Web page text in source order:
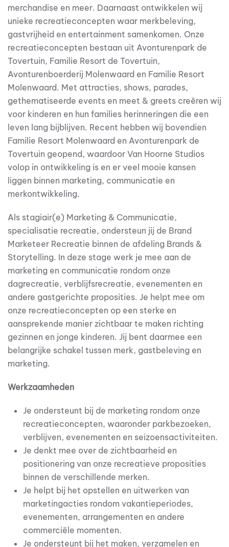
merchandise en meer. Daarnaast ontwikkelen wij
unieke recreatieconcepten waar merkbeleving,
gastvrijheid en entertainment samenkomen. Onze
recreatieconcepten bestaan uit Avonturenpark de
Tovertuin, Familie Resort de Tovertuin,
Avonturenboerderij Molenwaard en Familie Resort
Molenwaard. Met attracties, shows, parades,
gethematiseerde events en meet & greets creëren wij
voor kinderen en hun families herinneringen die een
leven lang bijblijven. Recent hebben wij bovendien
Familie Resort Molenwaard en Avonturenpark de
Tovertuin geopend, waardoor Van Hoorne Studios
volop in ontwikkeling is en er veel mooie kansen
liggen binnen marketing, communicatie en
merkontwikkeling.
Als stagiair(e) Marketing & Communicatie,
specialisatie recreatie, ondersteun jij de Brand
Marketeer Recreatie binnen de afdeling Brands &
Storytelling. In deze stage werk je mee aan de
marketing en communicatie rondom onze
dagrecreatie, verblijfsrecreatie, evenementen en
andere gastgerichte proposities. Je helpt mee om
onze recreatieconcepten op een sterke en
aansprekende manier zichtbaar te maken richting
gezinnen en jonge kinderen. Jij bent daarmee een
belangrijke schakel tussen merk, gastbeleving en
marketing.
Werkzaamheden
Je ondersteunt bij de marketing rondom onze
recreatieconcepten, waaronder parkbezoeken,
verblijven, evenementen en seizoensactiviteiten.
Je denkt mee over de zichtbaarheid en
positionering van onze recreatieve proposities
binnen de verschillende merken.
Je helpt bij het opstellen en uitwerken van
marketingacties rondom vakantieperiodes,
evenementen, arrangementen en andere
commerciële momenten.
Je ondersteunt bij het maken, verzamelen en